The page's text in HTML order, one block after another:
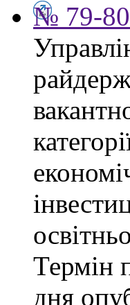
№ 79-80
Термін
дня